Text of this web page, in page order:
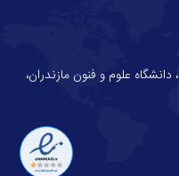
بابل، خیابان شیخ طبرسی، خیابان سرداران ۱۲، دانشگاه علوم و فنون مازندران،